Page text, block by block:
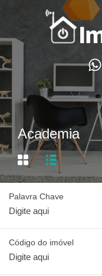
Academia
Palavra Chave
Código do imóvel